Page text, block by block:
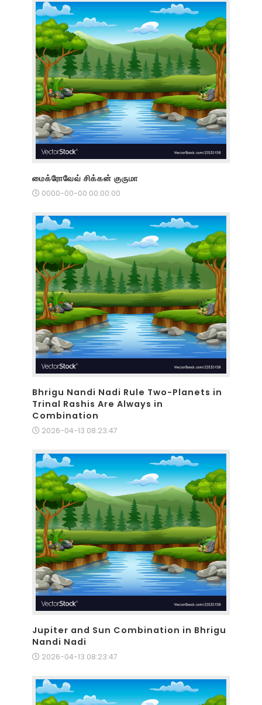
மைக்ரோவேவ் சிக்கன் குருமா
0000-00-00 00:00:00
Bhrigu Nandi Nadi Rule Two-Planets in
Trinal Rashis Are Always in
Combination
2026-04-13 08:23:47
Jupiter and Sun Combination in Bhrigu
Nandi Nadi
2026-04-13 08:23:47